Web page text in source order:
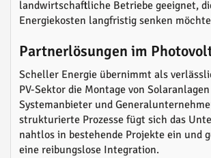
landwirtschaftliche Betriebe geeignet,
Energiekosten langfristig senken
Partnerlösungen im
Scheller Energie übernimmt als
PV-Sektor die Montage von
Systemanbieter und
strukturierte Prozesse fügt sich das
nahtlos in bestehende Projekte ein und
eine reibungslose Integration.